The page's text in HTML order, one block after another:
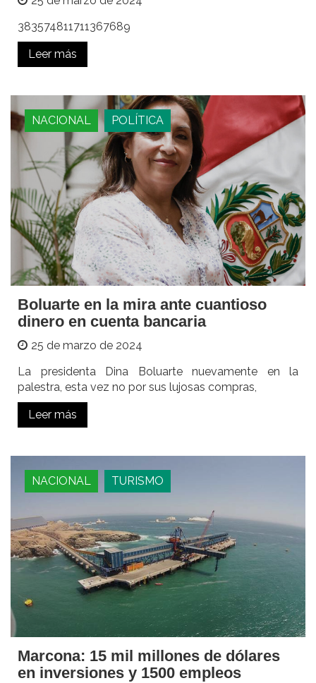
383574811711367689
Leer más
NACIONAL POLÍTICA
Boluarte en la mira ante cuantioso
dinero en cuenta bancaria
25 de marzo de 2024
La presidenta Dina Boluarte nuevamente en la
palestra, esta vez no por sus lujosas compras,
Leer más
NACIONAL TURISMO
Marcona: 15 mil millones de dólares
en inversiones y 1500 empleos